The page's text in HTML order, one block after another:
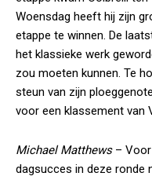
Woensdag heeft hij zijn
etappe te winnen. De
het klassieke werk
zou moeten kunnen. Te
steun van zijn
voor een klassement van
Michael Matthews– Voor
dagsucces in deze ronde